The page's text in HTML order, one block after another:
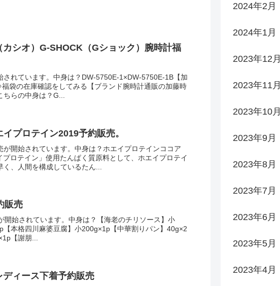
カシオ）G-SHOCK（Gショック）腕時計福
れています。中身は？DW-5750E-1×DW-5750E-1B【加
袋の在庫確認をしてみる【ブランド腕時計通販の加藤時
らの中身は？G...
プロテイン2019予約販売。
開始されています。中身は？ホエイプロテインココア
ロテイン」使用たんぱく質原料として、ホエイプロテイ
、人間を構成しているたん...
販売
開始されています。中身は？【海老のチリソース】小
本格四川麻婆豆腐】小200g×1p【中華割りパン】40g×2
【謝朋...
ィース下着予約販売
2024年2月
2024年1月
2023年12月
2023年11月
2023年10月
2023年9月
2023年8月
2023年7月
2023年6月
2023年5月
2023年4月